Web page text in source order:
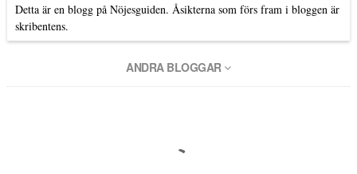
Detta är en blogg på Nöjesguiden. Åsikterna som förs fram i bloggen är
skribentens.
ANDRA BLOGGAR